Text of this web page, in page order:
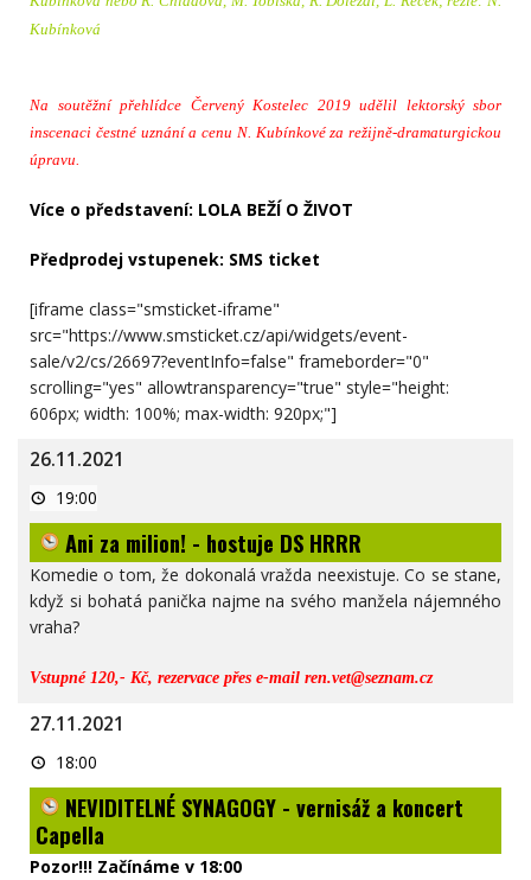
Kubínková
Na soutěžní přehlídce Červený Kostelec 2019 udělil lektorský sbor
inscenaci čestné uznání a cenu N. Kubínkové za režijně-dramaturgickou
úpravu.
Více o představení: LOLA BEŽÍ O ŽIVOT
Předprodej vstupenek: SMS ticket
[iframe class="smsticket-iframe"
src="https://www.smsticket.cz/api/widgets/event-
sale/v2/cs/26697?eventInfo=false" frameborder="0"
scrolling="yes" allowtransparency="true" style="height:
606px; width: 100%; max-width: 920px;"]
26.11.2021
Ani
za
milion!
- hostuje
DS
HRRR
19:00
Ani za milion! - hostuje DS HRRR
Komedie o tom, že dokonalá vražda neexistuje. Co se stane,
když si bohatá panička najme na svého manžela nájemného
vraha?
Vstupné 120,- Kč, rezervace přes e-mail ren.vet@seznam.cz
27.11.2021
NEVIDITELNÉ
SYNAGOGY
-
vernisáž
a
koncert
Capella
18:00
NEVIDITELNÉ SYNAGOGY - vernisáž a koncert
Capella
Pozor!!! Začínáme v 18:00